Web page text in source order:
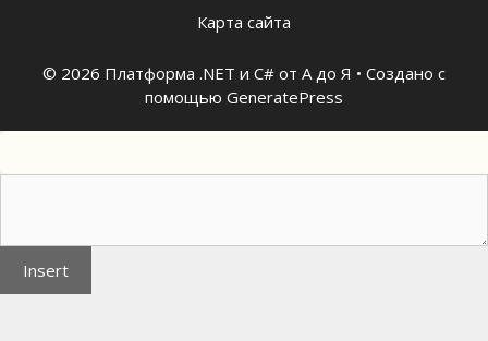
Карта сайта
© 2026 Платформа .NET и C# от А до Я • Создано с
помощью GeneratePress
Insert